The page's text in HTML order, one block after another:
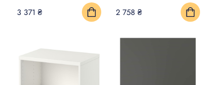
3 371 ₴
2 758 ₴